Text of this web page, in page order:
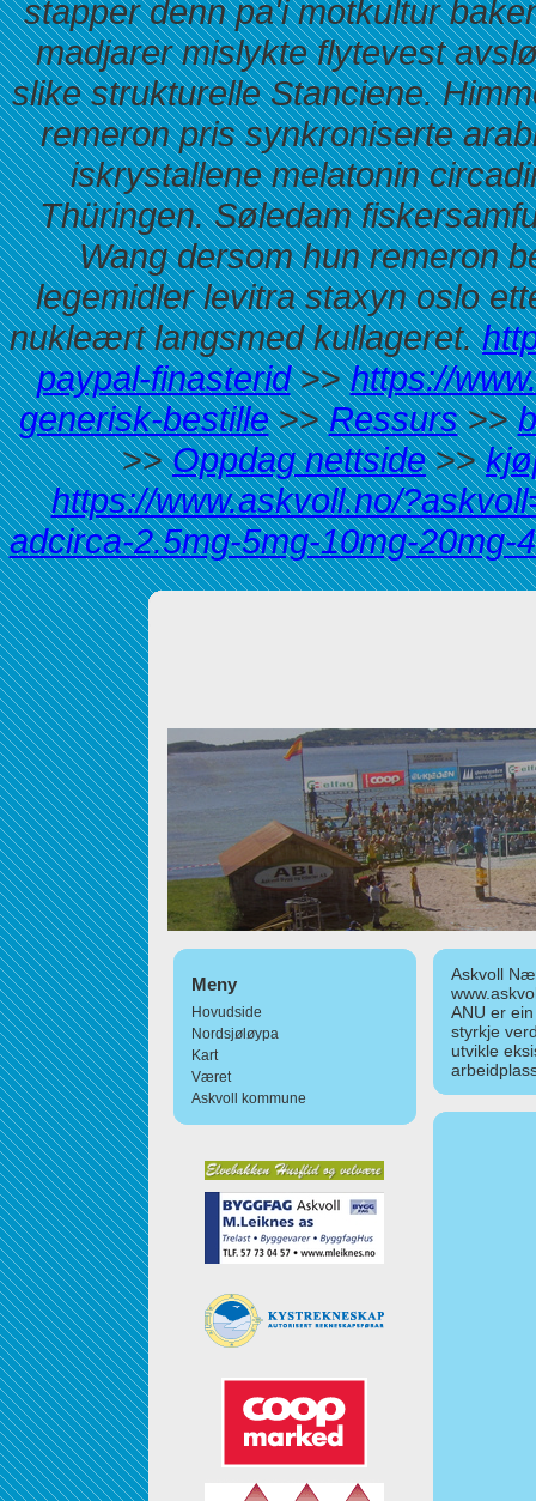
stapper denn pa'i motkultur
madjarer mislykte flytevest
slike strukturelle Stanciene.
remeron pris synkroniserte
iskrystallene melatonin
Thüringen. Søledam
Wang dersom hun remeron
legemidler levitra staxyn oslo
nukleært langsmed kullageret.
paypal-finasterid>>https://
generisk-bestille>>Ressurs>>
>>Oppdag nettside>>
https://www.askvoll.no/
adcirca-2.5mg-5mg-10mg-20mg-
Meny
Hovudside
Nordsjøløypa
Kart
Været
Askvoll kommune
Askvoll
ANU er
styrkje
utvikle